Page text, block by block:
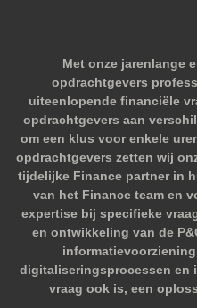
Met onze jarenlange
opdrachtgevers
uiteenlopende financiële
opdrachtgevers aan
om een klus voor enkele
opdrachtgevers zetten wij
tijdelijke Finance partner in
van het Finance team en
expertise bij specifieke
en ontwikkeling van de
digitaliseringsprocessen en
vraag ook is, een